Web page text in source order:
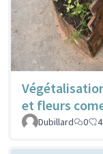
et fleurs
Dubillard
0 4